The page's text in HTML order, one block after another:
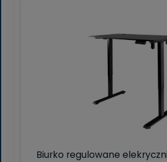
Biurko regulowane